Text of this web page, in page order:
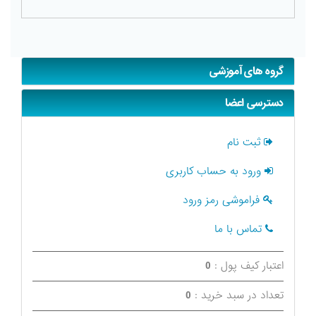
گروه های آموزشی
دسترسی اعضا
ثبت نام
ورود به حساب کاربری
فراموشی رمز ورود
تماس با ما
اعتبار کیف پول : 0
تعداد در سبد خرید : 0